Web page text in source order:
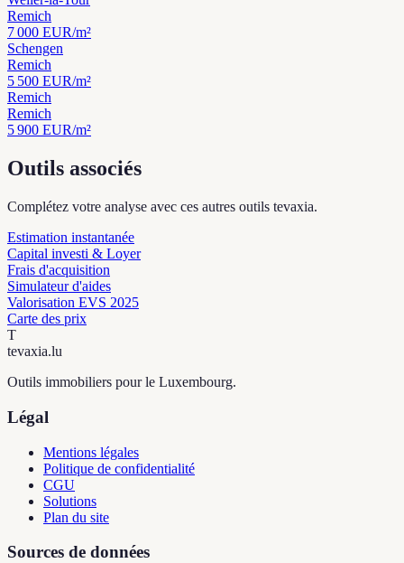
Remich
7 000 EUR/m²
Schengen
Remich
5 500 EUR/m²
Remich
Remich
5 900 EUR/m²
Outils associés
Complétez votre analyse avec ces autres outils tevaxia.
Estimation instantanée
Capital investi & Loyer
Frais d'acquisition
Simulateur d'aides
Valorisation EVS 2025
Carte des prix
T
tevaxia.lu
Outils immobiliers pour le Luxembourg.
Légal
Mentions légales
Politique de confidentialité
CGU
Solutions
Plan du site
Sources de données